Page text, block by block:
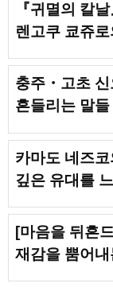
『귀멸의 칼
렌고쿠 쿄쥬
충주・고초
흔들리는 말들
카마도 네즈
깊은 유대를
[마음을 뒤흔
재감을 뿜어